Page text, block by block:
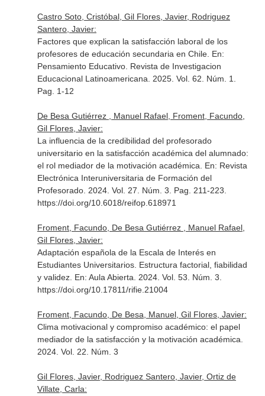
Castro Soto, Cristóbal, Gil Flores, Javier, Rodriguez
Santero, Javier:
Factores que explican la satisfacción laboral de los
profesores de educación secundaria en Chile. En:
Pensamiento Educativo. Revista de Investigacion
Educacional Latinoamericana . 2025. Vol. 62. Núm. 1.
Pag. 1-12
De Besa Gutiérrez , Manuel Rafael, Froment, Facundo,
Gil Flores, Javier:
La influencia de la credibilidad del profesorado
universitario en la satisfacción académica del alumnado:
el rol mediador de la motivación académica. En: Revista
Electrónica Interuniversitaria de Formación del
Profesorado. 2024. Vol. 27. Núm. 3. Pag. 211-223.
https://doi.org/10.6018/reifop.618971
Froment, Facundo, De Besa Gutiérrez , Manuel Rafael,
Gil Flores, Javier:
Adaptación española de la Escala de Interés en
Estudiantes Universitarios. Estructura factorial, fiabilidad
y validez. En: Aula Abierta . 2024. Vol. 53. Núm. 3.
https://doi.org/10.17811/rifie.21004
Froment, Facundo, De Besa, Manuel, Gil Flores, Javier:
Clima motivacional y compromiso académico: el papel
mediador de la satisfacción y la motivación académica.
2024. Vol. 22. Núm. 3
Gil Flores, Javier, Rodriguez Santero, Javier, Ortiz de
Villate, Carla: